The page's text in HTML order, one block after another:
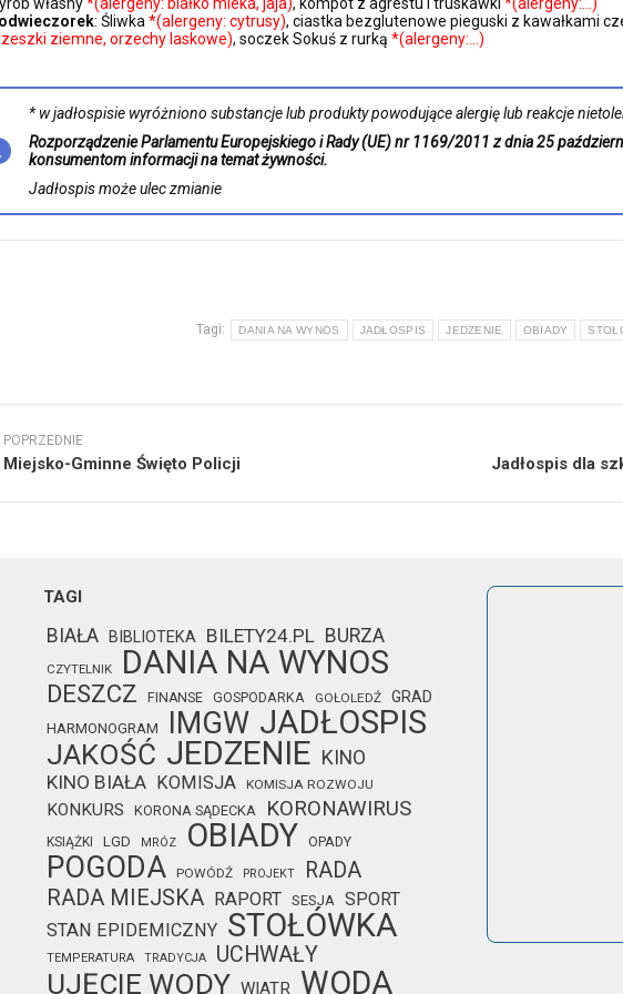
: Śliwka*(alergeny: cytrusy), ciastka bezglutenowe pieguski z kawałkami
ziemne, orzechy laskowe), soczek Sokuś z rurką*(alergeny:…)
* w jadłospisie wyróżniono substancje lub produkty powodujące alergię lub reakcje
Rozporządzenie Parlamentu Europejskiego i Rady (UE) nr 1169/2011 z dnia 25
konsumentom informacji na temat żywności.
Jadłospis może ulec zmianie
Tagi: DANIA NA WYNOS JADŁOSPIS JEDZENIE OBIADY
POPRZEDNIE
Poprzedni
wpis:
Miejsko-Gminne Święto Policji
Następny
Jadłospis dla
TAGI
BIAŁA BIBLIOTEKA BILETY24.PL BURZA
CZYTELNIK DANIA NA WYNOS
DESZCZ FINANSE GOSPODARKA GOŁOLEDŹ GRAD
HARMONOGRAM IMGW JADŁOSPIS
JAKOŚĆ JEDZENIE KINO
KINO BIAŁA KOMISJA KOMISJA ROZWOJU
KONKURS KORONA SĄDECKA KORONAWIRUS
KSIĄŻKI LGD MRÓZ OBIADY OPADY
POGODA POWÓDŹ PROJEKT
RADA
RADA MIEJSKA RAPORT SESJA
SPORT
STAN EPIDEMICZNY STOŁÓWKA
TEMPERATURA TRADYCJA UCHWAŁY
UJĘCIE WODY WIATR WODA